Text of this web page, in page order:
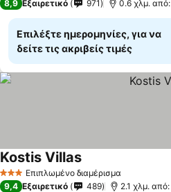
8,9 Εξαιρετικό 971 0.6 χλμ.
Επιλέξτε ημερομηνίες, για να
δείτε τις ακριβείς τιμές
3 ΑστέριαΕπιπλωμένο διαμέρισμα
Kostis VillasΕμφάνιση τιμών
9,4 Εξαιρετικό 489 2.1 χλμ.